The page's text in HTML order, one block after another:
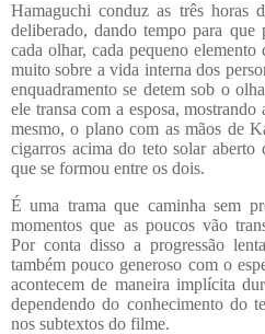
Hamaguchi conduz as três horas
deliberado, dando tempo para que
cada olhar, cada pequeno
muito sobre a vida interna dos
enquadramento se detem sob o
ele transa com a esposa,
mesmo, o plano com as mãos de
cigarros acima do teto solar
que se formou entre os dois.
É uma trama que caminha sem
momentos que as poucos vão
Por conta disso a progressão
também pouco generoso com o
acontecem de maneira implícita
dependendo do conhecimento do
nos subtextos do filme.